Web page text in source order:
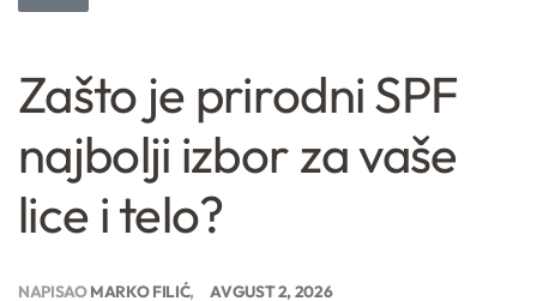
Zašto je prirodni SPF
najbolji izbor za vaše
lice i telo?
NAPISAOMARKO FILIĆ AVGUST 2, 2026